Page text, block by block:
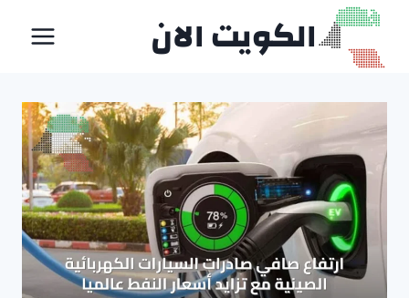
التجاوز
المحتوى
الكويت الان